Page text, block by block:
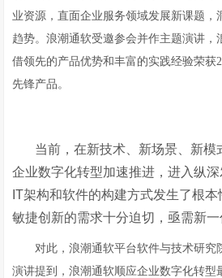
业资源，直面企业服务领域发展新课题，
趋势。浪潮通软受邀参会并作主题演讲，
借领先的产品优势和丰富的实践经验荣获
先锋产品。
当前，在新技术、新场景、新模
企业数字化转型加速推进，进入纵
IT架构和软件的构建方式发生了根
敏捷创新的需求十分迫切，亟需新一
对此，浪潮通软平台软件与技术研究
演讲提到，浪潮通软顺应企业数字化转型